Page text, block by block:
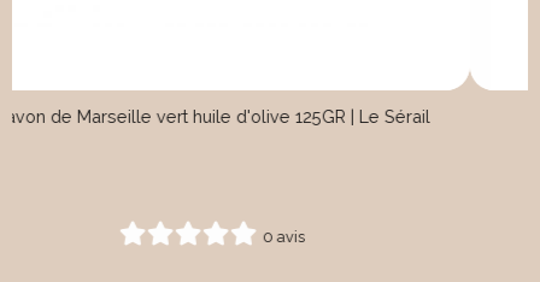
Savon de Marseille vert huile d'olive 125GR | Le